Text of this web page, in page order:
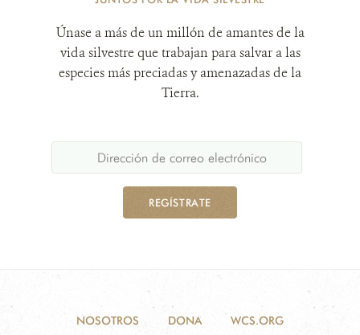
Únase a más de un millón de amantes de la
vida silvestre que trabajan para salvar a las
especies más preciadas y amenazadas de la
Tierra.
REGÍSTRATE
NOSOTROS DONA WCS.ORG